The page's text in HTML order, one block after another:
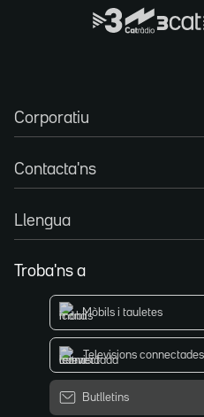
Corporatiu
Contacta'ns
Llengua
Troba'ns a
Mòbils i tauletes
Televisions connectades
Butlletins